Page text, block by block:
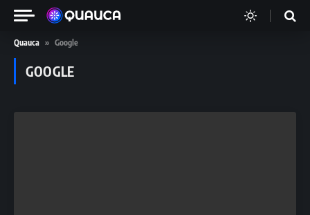
Quauca » Google
GOOGLE